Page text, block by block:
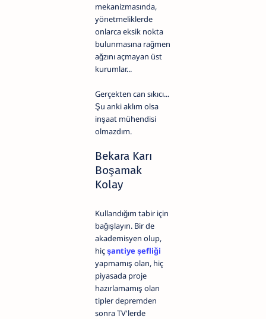
mekanizmasında,
yönetmeliklerde
onlarca eksik nokta
bulunmasına rağmen
ağzını açmayan üst
kurumlar...
Gerçekten can sıkıcı...
Şu anki aklım olsa
inşaat mühendisi
olmazdım.
Bekara Karı
Boşamak
Kolay
Kullandığım tabir için
bağışlayın. Bir de
akademisyen olup,
hiçşantiye şefliği
yapmamış olan, hiç
piyasada proje
hazırlamamış olan
tipler depremden
sonra TV'lerde